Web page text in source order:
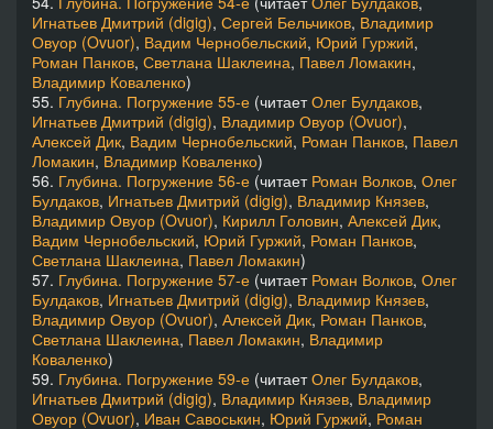
Игнатьев Дмитрий (digig), Сергей Бельчиков, Владимир
Овуор (Ovuor), Вадим Чернобельский, Юрий Гуржий,
Роман Панков, Светлана Шаклеина, Павел Ломакин,
Владимир Коваленко)
55. Глубина. Погружение 55-е (читаетОлег Булдаков,
Игнатьев Дмитрий (digig), Владимир Овуор (Ovuor),
Алексей Дик, Вадим Чернобельский, Роман Панков, Павел
Ломакин, Владимир Коваленко)
56. Глубина. Погружение 56-е (читает Роман Волков, Олег
Булдаков, Игнатьев Дмитрий (digig), Владимир Князев,
Владимир Овуор (Ovuor), Кирилл Головин, Алексей Дик,
Вадим Чернобельский, Юрий Гуржий, Роман Панков,
Светлана Шаклеина, Павел Ломакин)
57. Глубина. Погружение 57-е (читает Роман Волков, Олег
Булдаков, Игнатьев Дмитрий (digig), Владимир Князев,
Владимир Овуор (Ovuor), Алексей Дик, Роман Панков,
Светлана Шаклеина, Павел Ломакин, Владимир
Коваленко)
59. Глубина. Погружение 59-е (читаетОлег Булдаков,
Игнатьев Дмитрий (digig), Владимир Князев, Владимир
Овуор (Ovuor), Иван Савоськин, Юрий Гуржий, Роман